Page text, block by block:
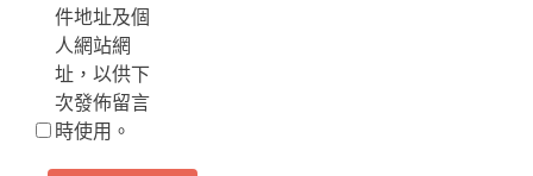
件地址及個
人網站網
址，以供下
次發佈留言
時使用。